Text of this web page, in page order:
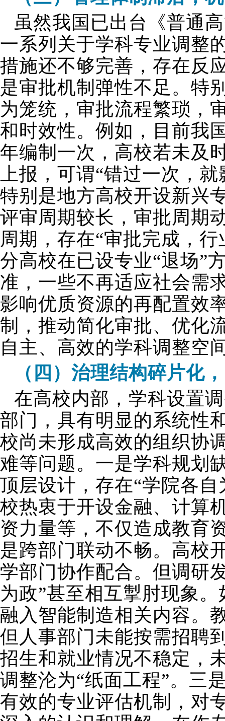
虽然我国已出台《普通
一系列关于学科专业调整
措施还不够完善，存在反
是审批机制弹性不足。特
为笼统，审批流程繁琐，
和时效性。例如，目前我
年编制一次，高校若未及
上报，可谓“错过一次，
特别是地方高校开设新兴
评审周期较长，审批周期
周期，存在“审批完成，
分高校在已设专业“退场”
准，一些不再适应社会需
影响优质资源的再配置效
制，推动简化审批、优化
自主、高效的学科调整空
（四）治理结构碎片化
在高校内部，学科设置
部门，具有明显的系统性
校尚未形成高效的组织协
难等问题。一是学科规划
顶层设计，存在“学院各
校热衷于开设金融、计算
资力量等，不仅造成教育
是跨部门联动不畅。高校
学部门协作配合。但调研
为政”甚至相互掣肘现象
融入智能制造相关内容。
但人事部门未能按需招聘
招生和就业情况不稳定，
调整沦为“纸面工程”。三
有效的专业评估机制，对